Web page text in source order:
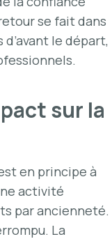
se fait dans
le départ,
sur la
en principe à
activité
par ancienneté.
La